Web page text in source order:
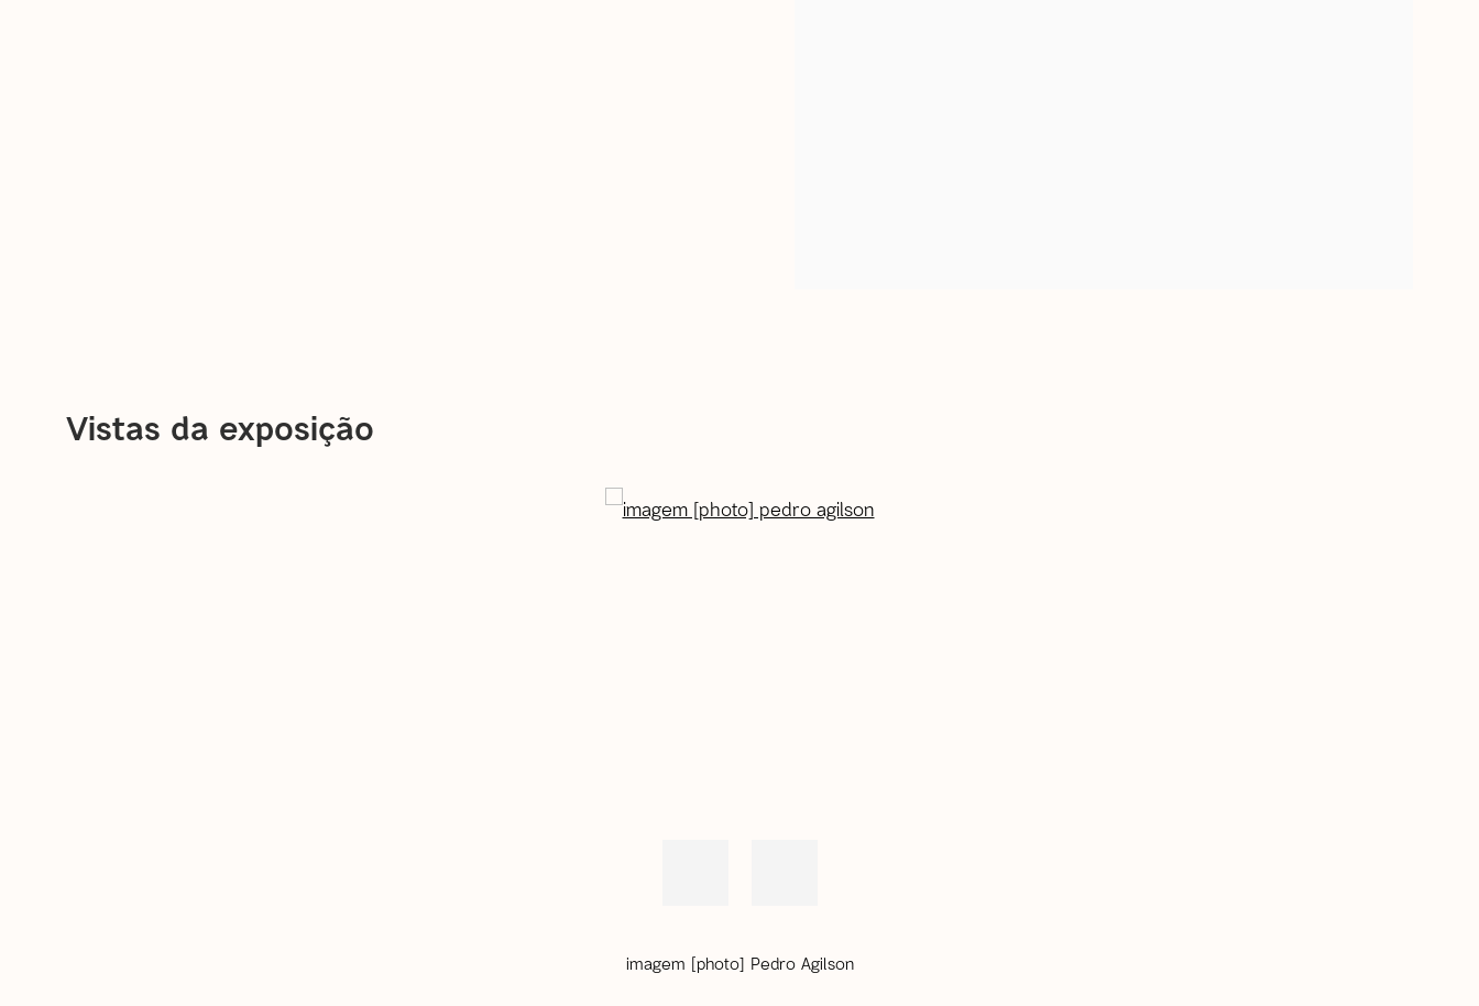
Vistas da exposição
imagem [photo] Pedro Agilson